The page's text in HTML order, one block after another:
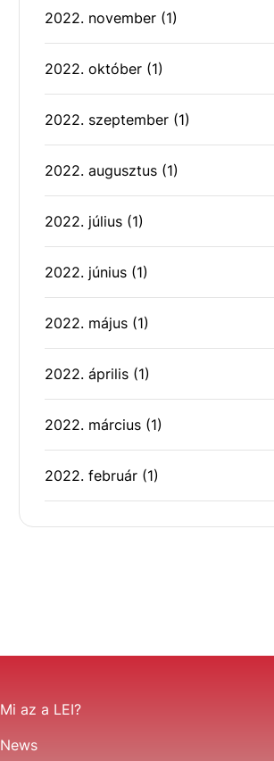
2022. november (1)
2022. október (1)
2022. szeptember (1)
2022. augusztus (1)
2022. július (1)
2022. június (1)
2022. május (1)
2022. április (1)
2022. március (1)
2022. február (1)
Mi az a LEI?
News